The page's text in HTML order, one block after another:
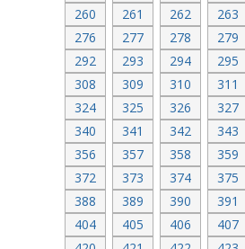
260
261 262 263
276
277 278 279
292
293 294 295
308
309 310 311
324
325 326 327
340
341 342 343
356
357 358 359
372
373 374 375
388
389 390 391
404
405 406 407